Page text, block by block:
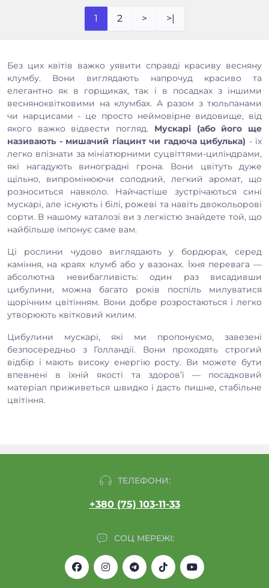
1 2 > >|
Без цих квітів важко уявити справді красиву весняну
клумбу. Вони виглядають напрочуд красиво та
елегантно як в горщиках, так і в посадках з іншими
весняноквітковими на клумбах. А разом з тюльпанами
чи нарцисами - це просто неймовірне видовище, від
якого важко відвести погляд. Мускарі (або його ще
називають - мишачий гіацинт чи гадюча цибулька) - їх
легко впізнати за мініатюрними суцвіттями-циліндрами,
які нагадують виноградні грона. Вони цвітуть дуже
щільно, випромінюючи солодкий, легкий аромат, що
розноситься навколо. Найчастіше зустрічаються сині
мускарі, але існують і білі, рожеві та навіть двокольорові
сорти. В нашому каталозі ви з легкістю знайдете той, що
найбільше імпонує саме вам.
Ці рослини чудово виглядають у бордюрах, серед
каміння, на краях клумб або у вазонах. Їхня перевага —
абсолютна невибагливість: один раз висадивши
цибулини, можна багато років поспіль милуватися
щорічним цвітінням. Вони добре розростаються і легко
утворюють квітковий килим.
Цибулини мускарі, які ми пропонуємо, завезені
безпосередньо з Голландії. Вони проходять строгий
відбір і мають високу енергію росту. Ви можете бути
впевнені в їхній якості та здоров’ї — посадковий
матеріал приживеться швидко і дасть пишне, стабільне
цвітіння.
ТЕЛЕФОНИ:
+380 (75) 103-11-33
СОЦ МЕРЕЖІ: